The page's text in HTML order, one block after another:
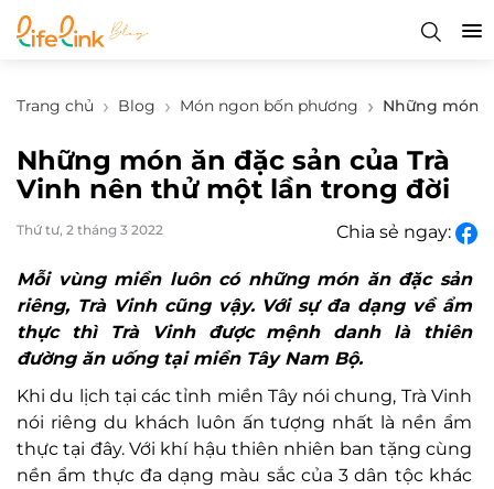
Trang chủ Blog Món ngon bốn phương Những món
Những món ăn đặc sản của Trà
Vinh nên thử một lần trong đời
Thứ tư, 2 tháng 3 2022 Chia sẻ ngay:
Mỗi vùng miền luôn có những món ăn đặc sản
riêng, Trà Vinh cũng vậy. Với sự đa dạng về ẩm
thực thì Trà Vinh được mệnh danh là thiên
đường ăn uống tại miền Tây Nam Bộ.
Khi du lịch tại các tỉnh miền Tây nói chung, Trà Vinh
nói riêng du khách luôn ấn tượng nhất là nền ẩm
thực tại đây. Với khí hậu thiên nhiên ban tặng cùng
nền ẩm thực đa dạng màu sắc của 3 dân tộc khác